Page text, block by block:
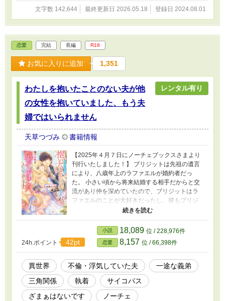
時に夜な夜な淫らな夢を見るようになり、男を
知らぬ体を疼かせていたのだが――ある日体調
ることを告げられる。 高飛車皇女様が、一途だ
が倫理観がぶっ壊れている王太子に体から堕と
され分からされる(?)お話です。 ＊R18描写のあ
るお話には※がつきます。 ＊R18シーンは濃い
文字数 142,644 最終更新日 2026.05.18 登録日 2024.08.01
恋愛 完結 長編 R18
お気に入りに追加 1,351
わたしを抱いたことのない夫が他
の女性を抱いていました、もう夫
婦ではいられません
レンタル有り
天草つづみ 書籍情報
【2025年４月７日にノーチェブックスさまより
刊行いたしました！】 ブリジットは先祖の遺言
により、八歳年上のラファエルが婚約者だっ
た。 小さい頃から将来結婚する相手だからと交
流があり仲を深めていたので、ブリジットはラ
ファエルのことが大好きだったし、彼もブリジ
ットを可愛がってくれていた。 そしてブリジッ
にしたいから、と抱いてはくれなかった。 子供
扱いされていると不満に思いながらも、それも
彼の思いやりだからと納得したブリジット。 け
れど結婚して二年を過ぎても自分を抱かない夫
に、焦り始めていた。 ラファエルの幼馴染であ
り義姉のように慕っていたカロリーヌに相談を
すると、閨教育をしてあげると言われ――彼女
に指定された宿屋に向かうと、そこにはカロリ
24h.ポイント 42pt
小説 18,089 位 / 228,976件
恋愛 8,157 位 / 66,398件
異世界 不倫・浮気していた夫
一途な義弟
三角関係
執着
サイコパス
ざまぁはないです
ノーチェ